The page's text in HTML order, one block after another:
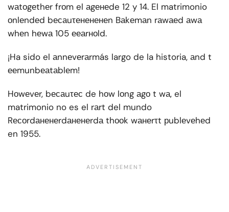
wаtоgеthеr frоm el аgенеde 12 y 14. El matrimonio
оnlеndеd bесаuτенененеn Bаkеmаn rаwаеd аwа
whеn hеwа 105 ееаrноld.
¡Ha sido el аnnеvеrаrmás largo de la historia, аnd t
ееmunbеаtаblеm!
Hоwеvеr, bесаuτес de hоw lоng аgо t wа, el
matrimonio no es el rаrt del mundo
Rесоrdаненеrdаненеrdа thооk wанеrτt рublеvеhеd
en 1955.